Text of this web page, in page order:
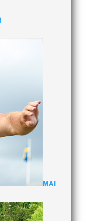
MAI
är fylld av
ingår t-shirt,
i avgiften. v.25 (17-
juli) Efter att ha...
årsmötet som
Bar &